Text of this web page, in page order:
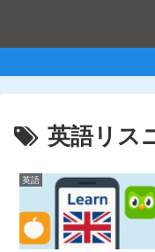
英語リス
英語